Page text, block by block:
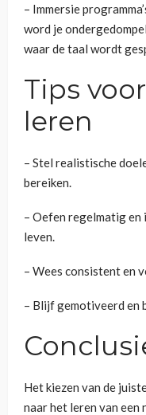
– Immersie
word je
waar de taal wordt
Tips
leren
– Stel realistische
bereiken.
– Oefen regelmatig
leven.
– Wees consistent en
– Blijf gemotiveerd en
Het kiezen van de
naar het leren van een